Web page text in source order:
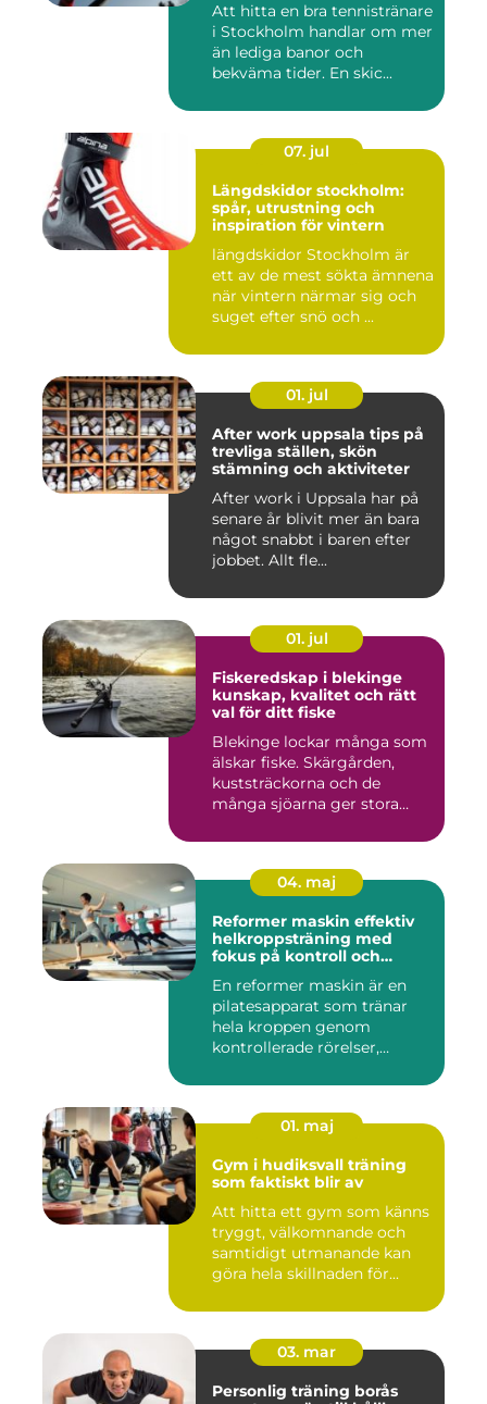
Att hitta en bra tennistränare
i Stockholm handlar om mer
än lediga banor och
bekväma tider. En skic...
07. jul
Längdskidor stockholm:
spår, utrustning och
inspiration för vintern
längdskidor Stockholm är
ett av de mest sökta ämnena
när vintern närmar sig och
suget efter snö och ...
01. jul
After work uppsala tips på
trevliga ställen, skön
stämning och aktiviteter
After work i Uppsala har på
senare år blivit mer än bara
något snabbt i baren efter
jobbet. Allt fle...
01. jul
Fiskeredskap i blekinge
kunskap, kvalitet och rätt
val för ditt fiske
Blekinge lockar många som
älskar fiske. Skärgården,
kuststräckorna och de
många sjöarna ger stora
04. maj
Reformer maskin effektiv
helkroppsträning med
fokus på kontroll och
En reformer maskin är en
pilatesapparat som tränar
hela kroppen genom
kontrollerade rörelser,
01. maj
Gym i hudiksvall träning
som faktiskt blir av
Att hitta ett gym som känns
tryggt, välkomnande och
samtidigt utmanande kan
göra hela skillnaden för...
03. mar
Personlig träning borås